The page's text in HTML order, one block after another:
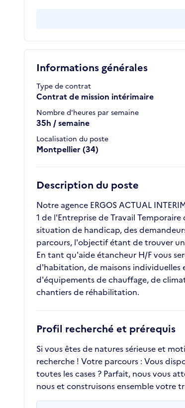
Informations générales
Type de contrat
Contrat de mission intérimaire
Nombre d'heures par semaine
35h / semaine
Localisation du poste
Montpellier (34)
Description du poste
Notre agence ERGOS ACTUAL
1 de l'Entreprise de Travail
situation de handicap, des
parcours, l'objectif étant de trouver
En tant qu'aide étancheur H/F vous
d'habitation, de maisons individuelles
d'équipements de chauffage, de
chantiers de réhabilitation.
Profil recherché et prérequis
Si vous êtes de natures sérieuse et
recherche ! Votre parcours : Vous
toutes les cases ? Parfait, nous vous
nous et construisons ensemble votre